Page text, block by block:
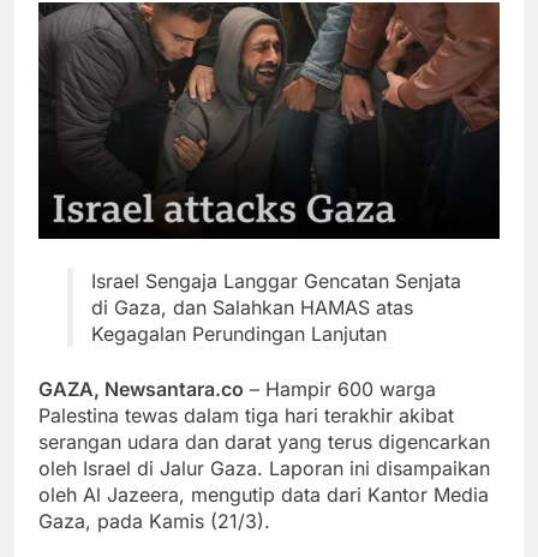
Israel Sengaja Langgar Gencatan Senjata
di Gaza, dan Salahkan HAMAS atas
Kegagalan Perundingan Lanjutan
GAZA, Newsantara.co – Hampir 600 warga
Palestina tewas dalam tiga hari terakhir akibat
serangan udara dan darat yang terus digencarkan
oleh Israel di Jalur Gaza. Laporan ini disampaikan
oleh Al Jazeera, mengutip data dari Kantor Media
Gaza, pada Kamis (21/3).